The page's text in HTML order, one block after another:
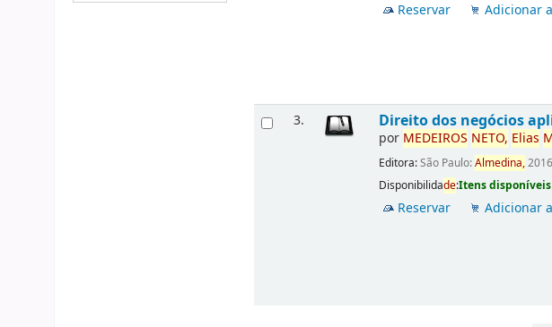
Reservar Adicionar
3. Direito dos negócios
por MEDEIROS NETO, Elias
Editora:São Paulo:Almedina,2016
Disponibilidade:Itens
Reservar Adicionar